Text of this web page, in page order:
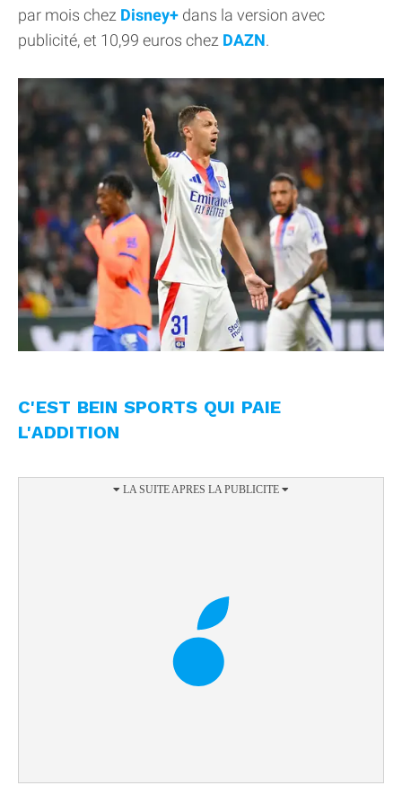
par mois chez Disney+ dans la version avec
publicité, et 10,99 euros chez DAZN.
C'EST BEIN SPORTS QUI PAIE
L'ADDITION